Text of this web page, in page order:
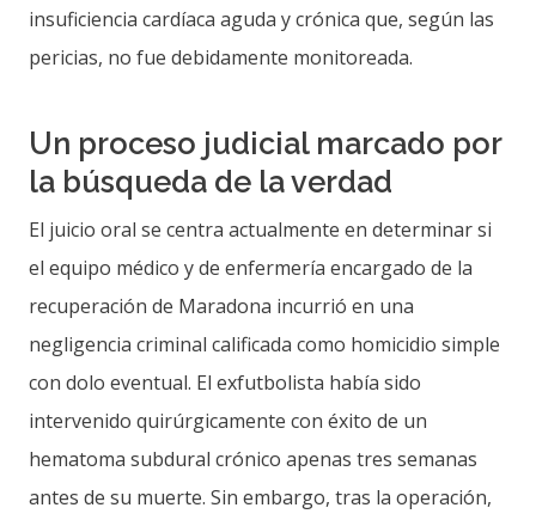
insuficiencia cardíaca aguda y crónica que, según las
pericias, no fue debidamente monitoreada.
Un proceso judicial marcado por
la búsqueda de la verdad
El juicio oral se centra actualmente en determinar si
el equipo médico y de enfermería encargado de la
recuperación de Maradona incurrió en una
negligencia criminal calificada como homicidio simple
con dolo eventual. El exfutbolista había sido
intervenido quirúrgicamente con éxito de un
hematoma subdural crónico apenas tres semanas
antes de su muerte. Sin embargo, tras la operación,